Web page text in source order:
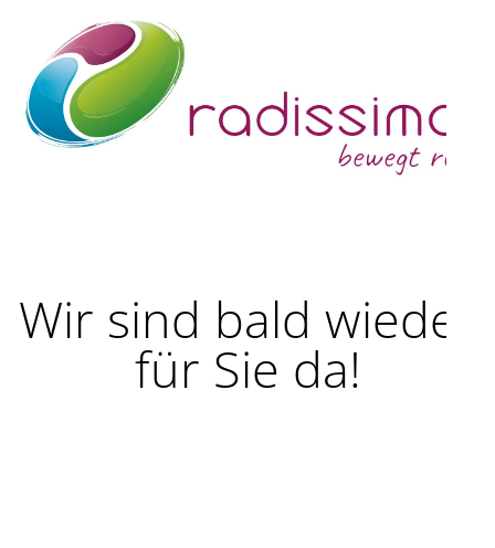
Wir sind bald wieder
für Sie da!